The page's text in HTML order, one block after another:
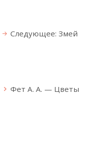
Следующее: Змей
Фет А. А. — Цветы